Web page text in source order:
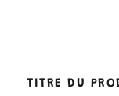
TITRE DU